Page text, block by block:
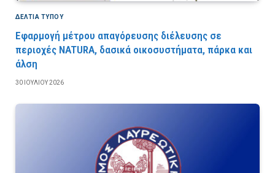
ΔΕΛΤΙΑ ΤΥΠΟΥ
Εφαρμογή μέτρου απαγόρευσης διέλευσης σε
περιοχές NATURA, δασικά οικοσυστήματα, πάρκα και
άλση
30 ΙΟΥΛΊΟΥ 2026